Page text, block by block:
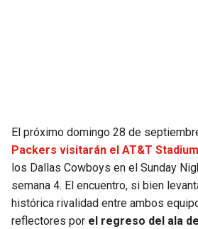
COMMANDERS
CARDINALS
RAMS
KINGS
MAVERICKS
ROCKETS
El próximo domingo 28 de
Packers visitarán el AT&T Stadium
los Dallas Cowboys en el Sunday
semana 4. El encuentro, si bien
histórica rivalidad entre ambos
reflectores por el regreso del ala